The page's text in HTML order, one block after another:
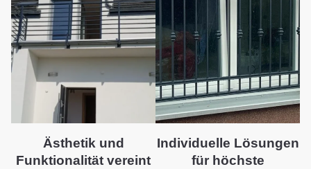
Ästhetik und
Funktionalität vereint
Individuelle Lösungen
für höchste